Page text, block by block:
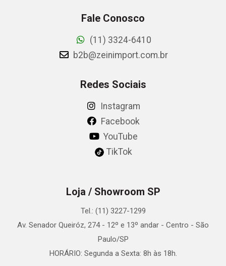
Fale Conosco
(11) 3324-6410
b2b@zeinimport.com.br
Redes Sociais
Instagram
Facebook
YouTube
TikTok
Loja / Showroom SP
Tel.: (11) 3227-1299
Av. Senador Queiróz, 274 - 12º e 13º andar - Centro - São
Paulo/SP
HORÁRIO: Segunda a Sexta: 8h às 18h.